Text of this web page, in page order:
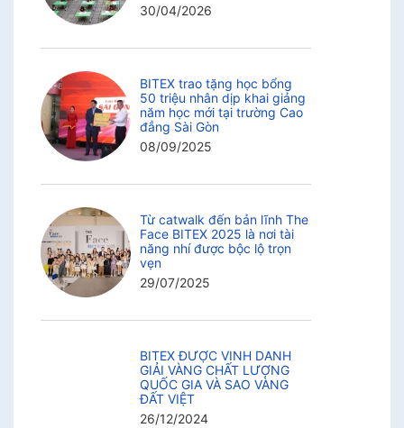
30/04/2026
BITEX trao tặng học bổng
50 triệu nhân dịp khai giảng
năm học mới tại trường Cao
đẳng Sài Gòn
08/09/2025
Từ catwalk đến bản lĩnh The
Face BITEX 2025 là nơi tài
năng nhí được bộc lộ trọn
vẹn
29/07/2025
BITEX ĐƯỢC VINH DANH
GIẢI VÀNG CHẤT LƯỢNG
QUỐC GIA VÀ SAO VÀNG
ĐẤT VIỆT
26/12/2024